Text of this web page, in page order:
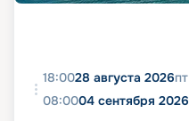
18:0028 августа 2026пт
08:0004 сентября 2026